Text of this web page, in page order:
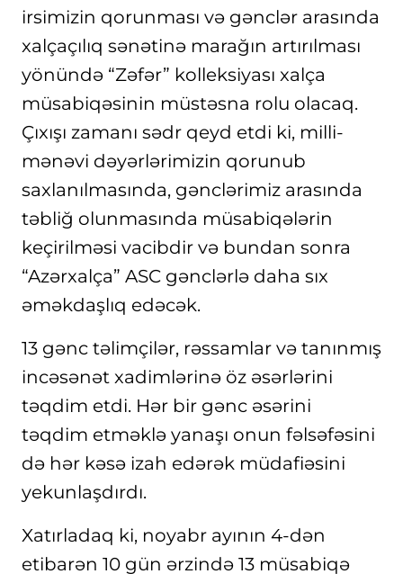
irsimizin qorunması və gənclər arasında
xalçaçılıq sənətinə marağın artırılması
yönündə “Zəfər” kolleksiyası xalça
müsabiqəsinin müstəsna rolu olacaq.
Çıxışı zamanı sədr qeyd etdi ki, milli-
mənəvi dəyərlərimizin qorunub
saxlanılmasında, gənclərimiz arasında
təbliğ olunmasında müsabiqələrin
keçirilməsi vacibdir və bundan sonra
“Azərxalça” ASC gənclərlə daha sıx
əməkdaşlıq edəcək.
13 gənc təlimçilər, rəssamlar və tanınmış
incəsənət xadimlərinə öz əsərlərini
təqdim etdi. Hər bir gənc əsərini
təqdim etməklə yanaşı onun fəlsəfəsini
də hər kəsə izah edərək müdafiəsini
yekunlaşdırdı.
Xatırladaq ki, noyabr ayının 4-dən
etibarən 10 gün ərzində 13 müsabiqə